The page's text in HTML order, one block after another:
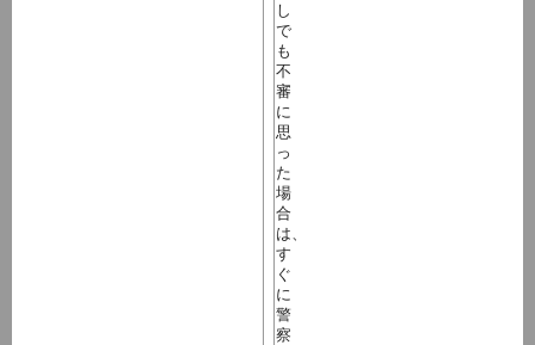
し
で
も
不
審
に
思
っ
た
場
合
は、
す
ぐ
に
警
察